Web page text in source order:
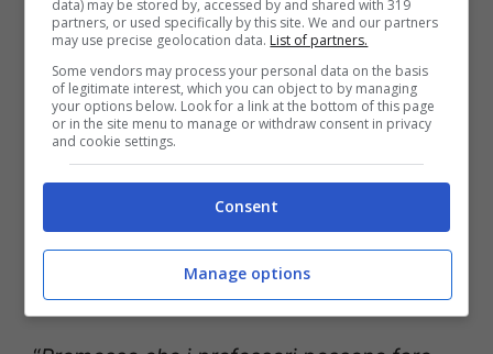
presidente. Chiaramente anche quello del
colloquio. I maturandi si troveranno con
uno spunto non noto dal quale partire e
intraprendere un discorso
C’è un consiglio che possiamo dare agli
data) may be stored by, accessed by and shared with 319
partners, or used specifically by this site. We and our partners
may use precise geolocation data. List of partners.
Some vendors may process your personal data on the basis
of legitimate interest, which you can object to by managing
your options below. Look for a link at the bottom of this page
or in the site menu to manage or withdraw consent in privacy
and cookie settings.
Consent
Manage options